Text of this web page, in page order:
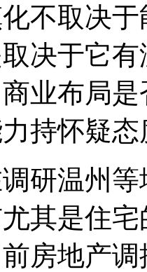
不取决
决于它
业布局
持怀疑态
研温州
其是住
房地产调